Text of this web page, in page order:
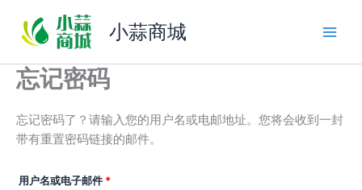
容
小蒜商城
忘记密码
忘记密码了？请输入您的用户名或电邮地址。您将会收到一封
带有重置密码链接的邮件。
用户名或电子邮件 *必